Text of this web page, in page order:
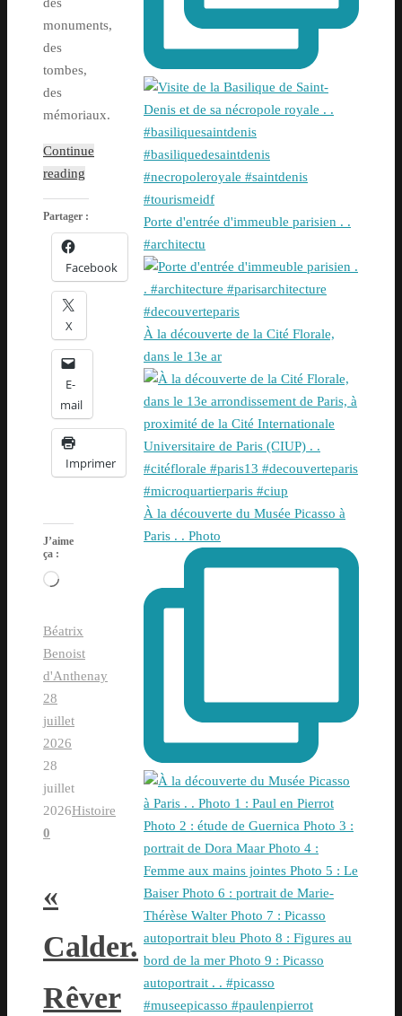
monuments,
des
tombes,
des
mémoriaux.
Continue
reading
Partager :
Facebook
X
E-
mail
Imprimer
J’aime
ça :
Chargement…
Béatrix
Benoist
d'Anthenay
28
juillet
2026
28
juillet
2026Histoire
0
«
Calder.
Rêver
Porte d'entrée d'immeuble parisien . .
#architectu
À la découverte de la Cité Florale,
dans le 13e ar
À la découverte du Musée Picasso à
Paris . . Photo